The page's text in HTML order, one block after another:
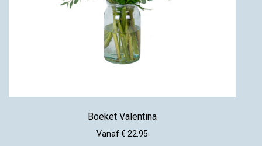
Boeket Valentina
Vanaf € 22.95